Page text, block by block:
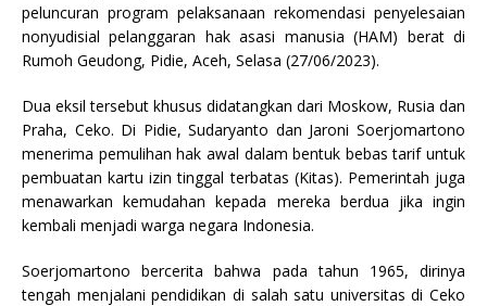
peluncuran program pelaksanaan rekomendasi penyelesaian
nonyudisial pelanggaran hak asasi manusia (HAM) berat di
Rumoh Geudong, Pidie, Aceh, Selasa (27/06/2023).
Dua eksil tersebut khusus didatangkan dari Moskow, Rusia dan
Praha, Ceko. Di Pidie, Sudaryanto dan Jaroni Soerjomartono
menerima pemulihan hak awal dalam bentuk bebas tarif untuk
pembuatan kartu izin tinggal terbatas (Kitas). Pemerintah juga
menawarkan kemudahan kepada mereka berdua jika ingin
kembali menjadi warga negara Indonesia.
Soerjomartono bercerita bahwa pada tahun 1965, dirinya
tengah menjalani pendidikan di salah satu universitas di Ceko